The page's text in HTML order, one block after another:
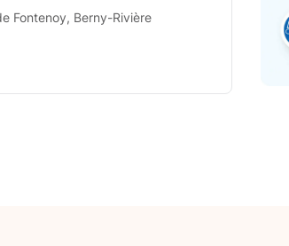
Fontenoy, Berny-Rivière